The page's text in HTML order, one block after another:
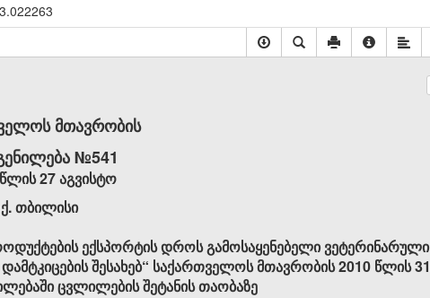
მთავრობის
№541
27 აგვისტო
ქ. თბილისი
ექსპორტის დროს გამოსაყენებელი ვეტერინარული
შესახებ“ საქართველოს მთავრობის 2010 წლის 31
ცვლილების შეტანის თაობაზე